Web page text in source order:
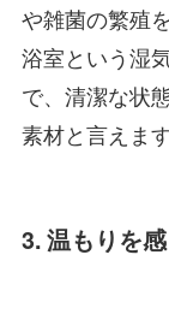
や雑菌の繁殖
浴室という湿
で、清潔な状
素材と言えます
3. 温もりを